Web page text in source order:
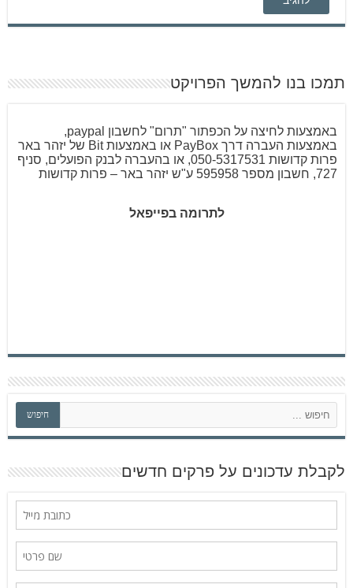
תמכו בנו להמשך הפרויקט
באמצעות לחיצה על הכפתור "תרום" לחשבון paypal,
באמצעות העברה דרך PayBox או באמצעות Bit של יזהר באר
פרות קדושות 050-5317531, או בהעברה לבנק הפועלים, סניף
727, חשבון מספר 595958 ע"ש יזהר באר – פרות קדושות
לתרומה בפייפאל
פ
ש
חיפוש
לקבלת עדכונים על פרקים חדשים